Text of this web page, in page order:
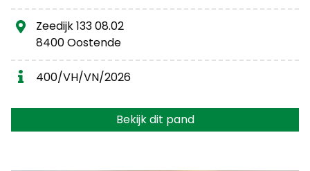
Zeedijk 133 08.02
8400 Oostende
400/VH/VN/2026
Bekijk dit pand